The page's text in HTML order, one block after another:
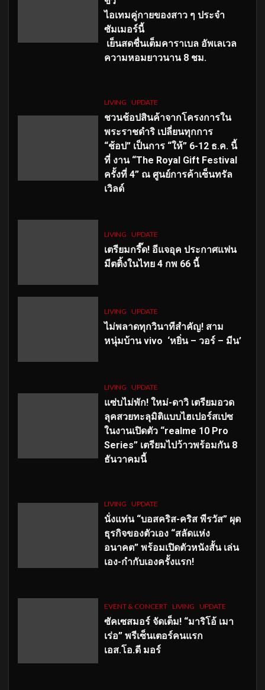
ไอเทมคู่กายของสาว ๆ ประจำ
ซัมเมอร์นี้
เย็นสดชื่นเต็มคาราเบล อัพเลเวล
ความหอมยาวนาน 8 ชม.
LIVING UPDATE
ชวนช้อปสินค้าจากโครงการใน
พระราชดำริ เปลี่ยนทุกการ
“ช้อป” เป็นการ “ให้” 6-12 ธ.ค. นี้
ที่ งาน “The Royal Gift Festival
ครั้งที่ 4” ณ ศูนย์การค้าเซ็นทรัล
เวิลด์
LIVING UPDATE
เตรียมกรี๊ด! อีแจอุค ประกาศแฟน
มีตติ้งในไทย 4 กพ 66 นี้
LIVING UPDATE
ไม่พลาดทุกวินาทีสำคัญ! สาม
หนุ่มบ้าน vivo ‘หยิ่น – วอร์ – มีน’
LIVING UPDATE
แซ่บไม่พัก! ใหม่-ดาวิ เตรียมอวด
ลุคสวยทะลุมิติแบบไฮเปอร์สเปซ
ในงานเปิดตัว “realme 10 Pro
Series” เตรียมไปว้าวพร้อมกัน 8
ธันวาคมนี้
LIVING UPDATE
นั่งแท่น “บอสคริส-คริส พีรวัส” ผุด
ธุรกิจของตัวเอง “สลัดแห่ง
อนาคต” พร้อมเปิดตัวหนังสั้น เล่น
เอง-กำกับเองครั้งแรก!
EVENT & CONCERT LIVING UPDATE
ซัคเซสมอร์ จัดเต็ม! “มาริโอ้ เมา
เร่อ” พรีเซ็นเตอร์คนแรก
เอส.โอ.ดี มอร์